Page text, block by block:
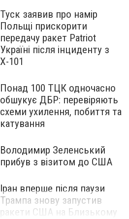
Туск заявив про намір
Польщі прискорити
передачу ракет Patriot
Україні після інциденту з
Х-101
Понад 100 ТЦК одночасно
обшукує ДБР: перевіряють
схеми ухилення, побиття та
катування
Володимир Зеленський
прибув з візитом до США
Іран вперше після паузи
Трампа знову запустив
ракети США на Близькому